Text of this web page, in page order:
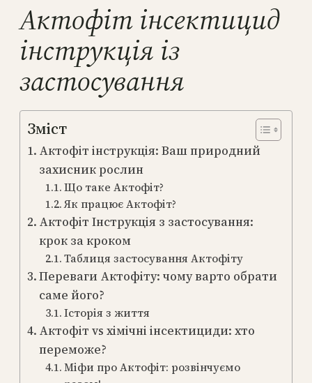
Актофіт інсектицид
інструкція із
застосування
Зміст
Актофіт інструкція: Ваш природний
захисник рослин
Що таке Актофіт?
Як працює Актофіт?
Актофіт Інструкція з застосування:
крок за кроком
Таблиця застосування Актофіту
Переваги Актофіту: чому варто обрати
саме його?
Історія з життя
Актофіт vs хімічні інсектициди: хто
переможе?
Міфи про Актофіт: розвінчуємо